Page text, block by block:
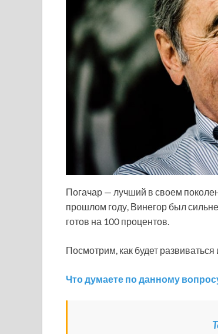
Погачар — лучший в своем
прошлом году, Винегор был
готов на 100 процентов.
Посмотрим, как будет
Что думаете по данному